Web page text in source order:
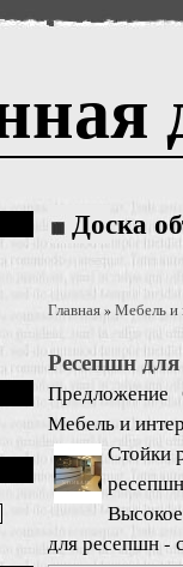
Доска
Главная»Мебель и
Ресепшн
Предложение
Мебель и
Стойки
для ресепшн -